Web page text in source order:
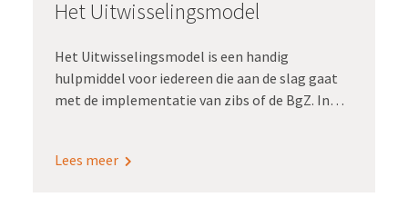
Het Uitwisselingsmodel
Het Uitwisselingsmodel is een handig
hulpmiddel voor iedereen die aan de slag gaat
met de implementatie van zibs of de BgZ. In
brengen in de diverse stappen van
Lees meer